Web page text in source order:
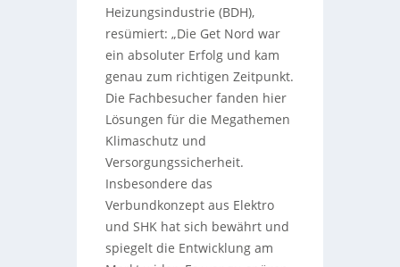
Heizungsindustrie (BDH),
resümiert: „Die Get Nord war
ein absoluter Erfolg und kam
genau zum richtigen Zeitpunkt.
Die Fachbesucher fanden hier
Lösungen für die Megathemen
Klimaschutz und
Versorgungssicherheit.
Insbesondere das
Verbundkonzept aus Elektro
und SHK hat sich bewährt und
spiegelt die Entwicklung am